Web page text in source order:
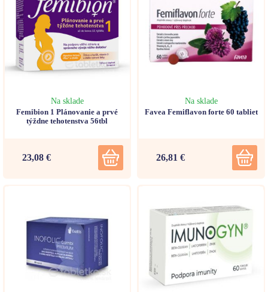
Na sklade
Femibion 1 Plánovanie a prvé
týždne tehotenstva 56tbl
23,08 €
Na sklade
Favea Femiflavon forte 60 tabliet
26,81 €